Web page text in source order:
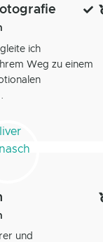
ich
Weg zu einem
und